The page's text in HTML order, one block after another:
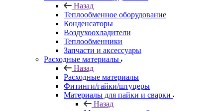
Назад
Теплообменное оборудование
Конденсаторы
Воздухоохладители
Теплообменники
Запчасти и аксессуары
Расходные материалы
Назад
Расходные материалы
Фитинги/гайки/штуцеры
Материалы для пайки и сварки
Назад